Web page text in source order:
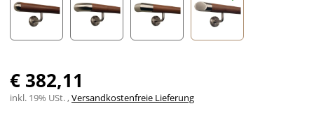
€ 382,11
inkl. 19% USt. ,Versandkostenfreie Lieferung